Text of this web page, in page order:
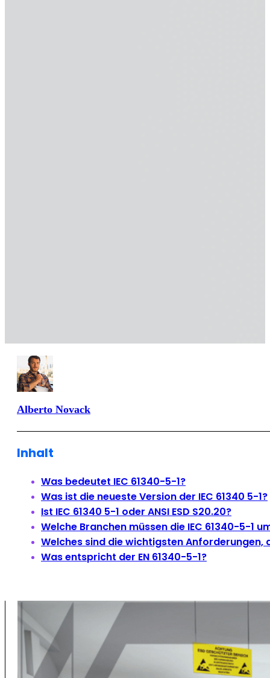
Alberto Novack
Inhalt
Was bedeutet IEC 61340-5-1?
Was ist die neueste Version der IEC 61340 5-1?
Ist IEC 61340 5-1 oder ANSI ESD S20.20?
Welche Branchen müssen die IEC 61340-5-1
Welches sind die wichtigsten Anforderungen,
Was entspricht der EN 61340-5-1?